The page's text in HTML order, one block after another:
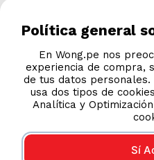
Política general
En Wong.pe nos
experiencia de compra,
de tus datos personales.
usa dos tipos de
Analítica y
Sí